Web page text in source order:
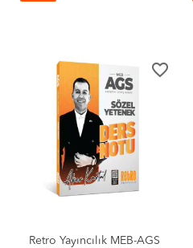
favorite_border
Retro Yayıncılık MEB-AGS